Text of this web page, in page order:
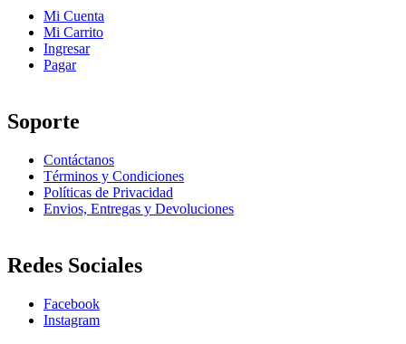
Mi Cuenta
Mi Carrito
Ingresar
Pagar
Soporte
Contáctanos
Términos y Condiciones
Políticas de Privacidad
Envios, Entregas y Devoluciones
Redes Sociales
Facebook
Instagram